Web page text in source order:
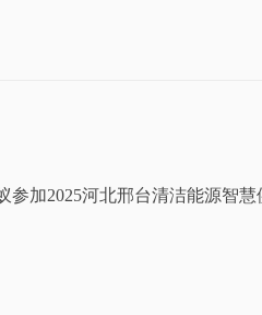
参加2025河北邢台清洁能源智慧